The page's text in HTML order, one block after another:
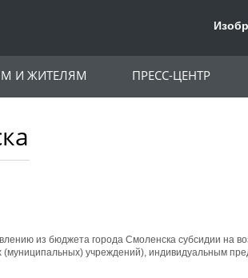
И ЖИТЕЛЯМ ПРЕСС-ЦЕНТР
из бюджета города Смоленска субсидии на
учреждений), индивидуальным